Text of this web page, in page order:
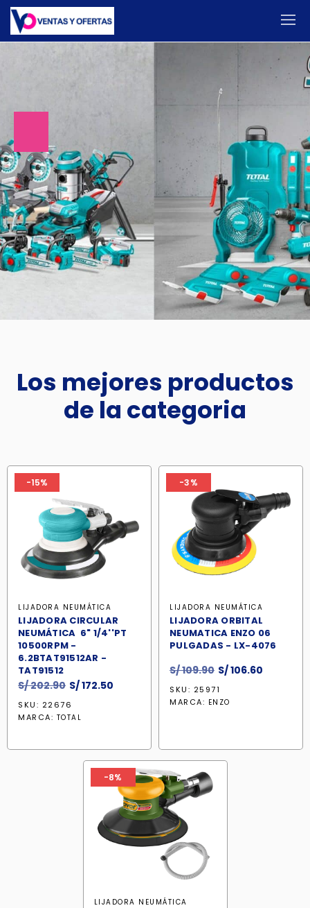
Los mejores productos
de la categoria
-15%
LIJADORA NEUMÁTICA
LIJADORA CIRCULAR
NEUMÁTICA 6" 1/4''PT
10500RPM -
6.2BTAT91512AR -
TAT91512
S/202.90 El
precio
original
S/172.50
SKU: 22676
MARCA: TOTAL
-3%
LIJADORA NEUMÁTICA
LIJADORA ORBITAL
NEUMATICA ENZO 06
PULGADAS - LX-4076
S/109.90 El
precio
original
S/106.60
SKU: 25971
MARCA: ENZO
-8%
LIJADORA NEUMÁTICA